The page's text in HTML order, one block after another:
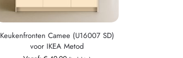
Keukenfronten Camee (U16007 SD)
voor IKEA Metod